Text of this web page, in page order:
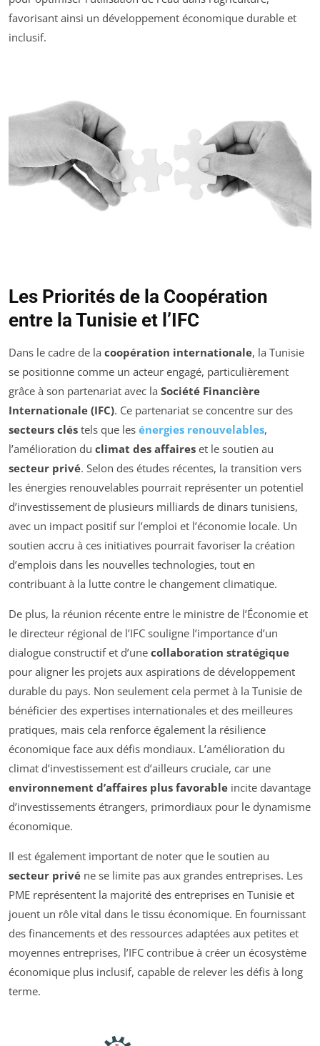
favorisant ainsi un développement économique durable et
inclusif.
Les Priorités de la Coopération
entre la Tunisie et l’IFC
Dans le cadre de la coopération internationale, la Tunisie
se positionne comme un acteur engagé, particulièrement
grâce à son partenariat avec la Société Financière
Internationale (IFC). Ce partenariat se concentre sur des
secteurs clés tels que les énergies renouvelables,
l’amélioration du climat des affaires et le soutien au
secteur privé. Selon des études récentes, la transition vers
les énergies renouvelables pourrait représenter un potentiel
d’investissement de plusieurs milliards de dinars tunisiens,
avec un impact positif sur l’emploi et l’économie locale. Un
soutien accru à ces initiatives pourrait favoriser la création
d’emplois dans les nouvelles technologies, tout en
contribuant à la lutte contre le changement climatique.
De plus, la réunion récente entre le ministre de l’Économie et
le directeur régional de l’IFC souligne l’importance d’un
dialogue constructif et d’une collaboration stratégique
pour aligner les projets aux aspirations de développement
durable du pays. Non seulement cela permet à la Tunisie de
bénéficier des expertises internationales et des meilleures
pratiques, mais cela renforce également la résilience
économique face aux défis mondiaux. L’amélioration du
climat d’investissement est d’ailleurs cruciale, car une
environnement d’affaires plus favorable incite davantage
d’investissements étrangers, primordiaux pour le dynamisme
économique.
Il est également important de noter que le soutien au
secteur privé ne se limite pas aux grandes entreprises. Les
PME représentent la majorité des entreprises en Tunisie et
jouent un rôle vital dans le tissu économique. En fournissant
des financements et des ressources adaptées aux petites et
moyennes entreprises, l’IFC contribue à créer un écosystème
économique plus inclusif, capable de relever les défis à long
terme.